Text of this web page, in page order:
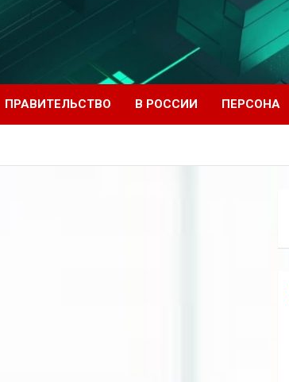
ПРАВИТЕЛЬСТВО В РОССИИ ПЕРСОНА